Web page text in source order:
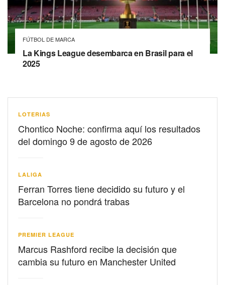
FÚTBOL DE MARCA
La Kings League desembarca en Brasil para el
2025
LOTERIAS
Chontico Noche: confirma aquí los resultados
del domingo 9 de agosto de 2026
LALIGA
Ferran Torres tiene decidido su futuro y el
Barcelona no pondrá trabas
PREMIER LEAGUE
Marcus Rashford recibe la decisión que
cambia su futuro en Manchester United